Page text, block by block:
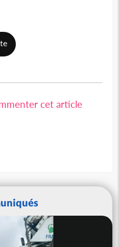
cet article